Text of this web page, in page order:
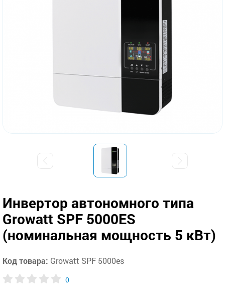
Инвертор автономного типа
Growatt SPF 5000ES
(номинальная мощность 5 кВт)
Код товара: Growatt SPF 5000es
0